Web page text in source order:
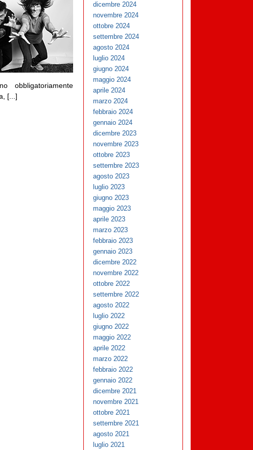
obbligatoriamente
[...]
dicembre 2024
novembre 2024
ottobre 2024
settembre 2024
agosto 2024
luglio 2024
giugno 2024
maggio 2024
aprile 2024
marzo 2024
febbraio 2024
gennaio 2024
dicembre 2023
novembre 2023
ottobre 2023
settembre 2023
agosto 2023
luglio 2023
giugno 2023
maggio 2023
aprile 2023
marzo 2023
febbraio 2023
gennaio 2023
dicembre 2022
novembre 2022
ottobre 2022
settembre 2022
agosto 2022
luglio 2022
giugno 2022
maggio 2022
aprile 2022
marzo 2022
febbraio 2022
gennaio 2022
dicembre 2021
novembre 2021
ottobre 2021
settembre 2021
agosto 2021
luglio 2021